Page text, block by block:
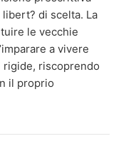
di scelta. La
le vecchie
a vivere
rigide, riscoprendo
il proprio